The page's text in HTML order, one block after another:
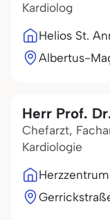
Kardiolog
Helios St.
Albertus-
Herr Prof.
Chefarzt,
Kardiologie